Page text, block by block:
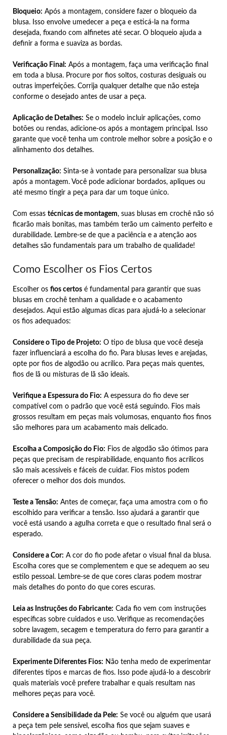
Bloqueio: Após a montagem, considere fazer o bloqueio da
blusa. Isso envolve umedecer a peça e esticá-la na forma
desejada, fixando com alfinetes até secar. O bloqueio ajuda a
definir a forma e suaviza as bordas.
Verificação Final: Após a montagem, faça uma verificação final
em toda a blusa. Procure por fios soltos, costuras desiguais ou
outras imperfeições. Corrija qualquer detalhe que não esteja
conforme o desejado antes de usar a peça.
Aplicação de Detalhes: Se o modelo incluir aplicações, como
botões ou rendas, adicione-os após a montagem principal. Isso
garante que você tenha um controle melhor sobre a posição e o
alinhamento dos detalhes.
Personalização: Sinta-se à vontade para personalizar sua blusa
após a montagem. Você pode adicionar bordados, apliques ou
até mesmo tingir a peça para dar um toque único.
Com essas técnicas de montagem, suas blusas em crochê não só
ficarão mais bonitas, mas também terão um caimento perfeito e
durabilidade. Lembre-se de que a paciência e a atenção aos
detalhes são fundamentais para um trabalho de qualidade!
Como Escolher os Fios Certos
Escolher os fios certos é fundamental para garantir que suas
blusas em crochê tenham a qualidade e o acabamento
desejados. Aqui estão algumas dicas para ajudá-lo a selecionar
os fios adequados:
Considere o Tipo de Projeto: O tipo de blusa que você deseja
fazer influenciará a escolha do fio. Para blusas leves e arejadas,
opte por fios de algodão ou acrílico. Para peças mais quentes,
fios de lã ou misturas de lã são ideais.
Verifique a Espessura do Fio: A espessura do fio deve ser
compatível com o padrão que você está seguindo. Fios mais
grossos resultam em peças mais volumosas, enquanto fios finos
são melhores para um acabamento mais delicado.
Escolha a Composição do Fio: Fios de algodão são ótimos para
peças que precisam de respirabilidade, enquanto fios acrílicos
são mais acessíveis e fáceis de cuidar. Fios mistos podem
oferecer o melhor dos dois mundos.
Teste a Tensão: Antes de começar, faça uma amostra com o fio
escolhido para verificar a tensão. Isso ajudará a garantir que
você está usando a agulha correta e que o resultado final será o
esperado.
Considere a Cor: A cor do fio pode afetar o visual final da blusa.
Escolha cores que se complementem e que se adequem ao seu
estilo pessoal. Lembre-se de que cores claras podem mostrar
mais detalhes do ponto do que cores escuras.
Leia as Instruções do Fabricante: Cada fio vem com instruções
específicas sobre cuidados e uso. Verifique as recomendações
sobre lavagem, secagem e temperatura do ferro para garantir a
durabilidade da sua peça.
Experimente Diferentes Fios: Não tenha medo de experimentar
diferentes tipos e marcas de fios. Isso pode ajudá-lo a descobrir
quais materiais você prefere trabalhar e quais resultam nas
melhores peças para você.
Considere a Sensibilidade da Pele: Se você ou alguém que usará
a peça tem pele sensível, escolha fios que sejam suaves e